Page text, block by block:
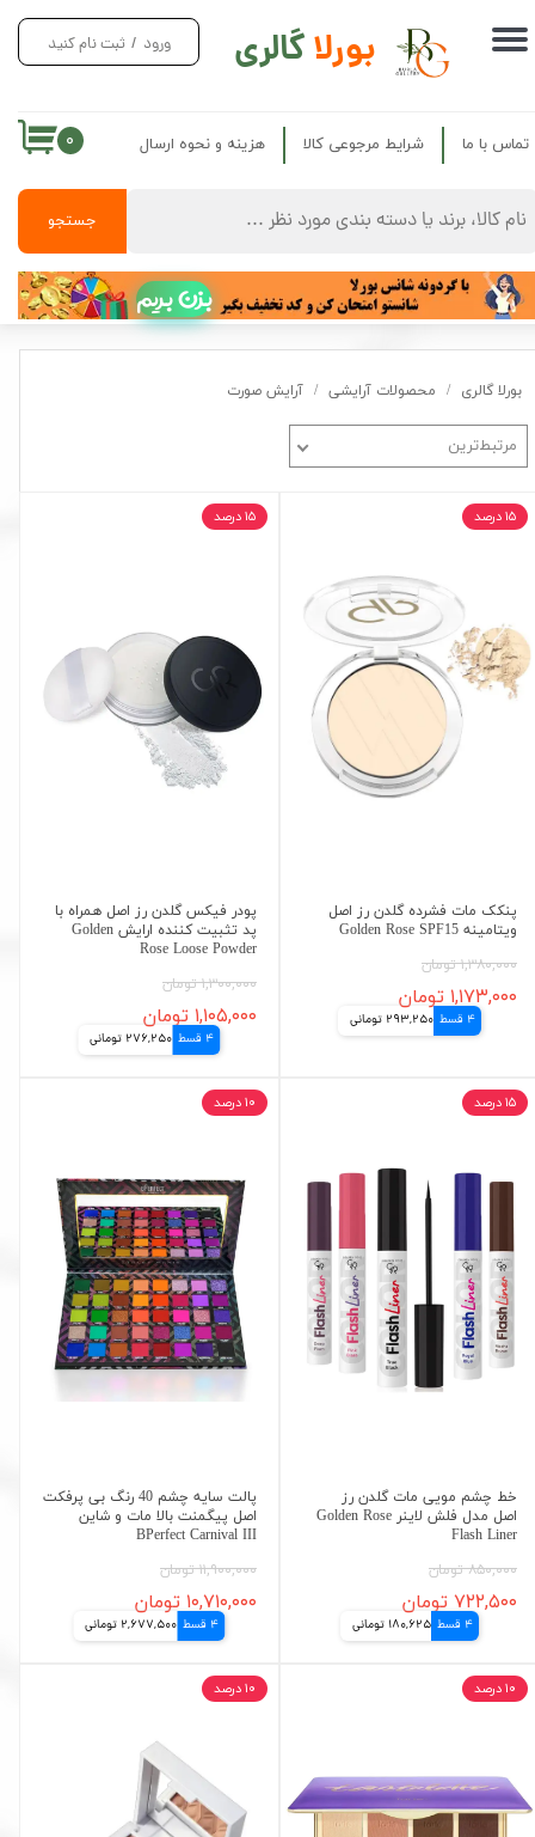
بورلاگالری
جستجو
ورود / ثبت نام کنید
حساب کاربری من
سفارشات
خروج از حساب کاربری
۰ تماس با ما شرایط مرجوعی کالا هزینه و نحوه ارسال
بزن بریم
بورلا گالری محصولات آرایشی آرایش صورت
مرتبط‌ترین
پنکک مات فشرده گلدن رز اصل
ویتامینه Golden Rose SPF15
۱,۳۸۰,۰۰۰ تومان
۱,۱۷۳,۰۰۰ تومان
4 قسط 293,250 تومانی
۱۵ درصد
پودر فیکس گلدن رز اصل همراه با
پد تثبیت کننده ارایش Golden
Rose Loose Powder
۱,۳۰۰,۰۰۰ تومان
۱,۱۰۵,۰۰۰ تومان
4 قسط 276,250 تومانی
۱۵ درصد
خط چشم مویی مات گلدن رز
اصل مدل فلش لاینر Golden Rose
Flash Liner
۸۵۰,۰۰۰ تومان
۷۲۲,۵۰۰ تومان
4 قسط 180,625 تومانی
۱۵ درصد
پالت سایه چشم 40 رنگ بی پرفکت
اصل پیگمنت بالا مات و شاین
BPerfect Carnival III
۱۱,۹۰۰,۰۰۰ تومان
۱۰,۷۱۰,۰۰۰ تومان
4 قسط 2,677,500 تومانی
۱۰ درصد
۱۰ درصد ۱۰ درصد